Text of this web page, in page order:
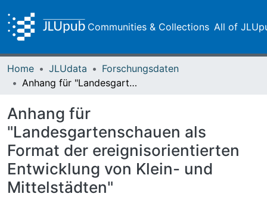
Communities & Collections All of
Home JLUdata
Forschungsdaten
Anhang für "Landesgartenschauen als Format der ereignisorientierten Entwicklung von Klein- und Mittelstädten"
Anhang für
"Landesgartenschauen als
Format der ereignisorientierten
Entwicklung von Klein- und
Mittelstädten"